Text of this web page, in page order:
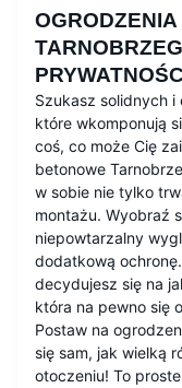
Szukasz solidnych
które wkomponują
coś, co może Cię
betonowe
w sobie nie tylko
montażu. Wyobraź
niepowtarzalny
dodatkową
decydujesz się na
która na pewno się
Postaw na
się sam, jak wielką
otoczeniu! To